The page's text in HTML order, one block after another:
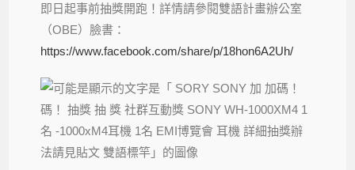
即日起事前抽獎開跑！詳情請參閱雙語計畫辦公室
（OBE）臉書：
https://www.facebook.com/share/p/18hon6A2Uh/